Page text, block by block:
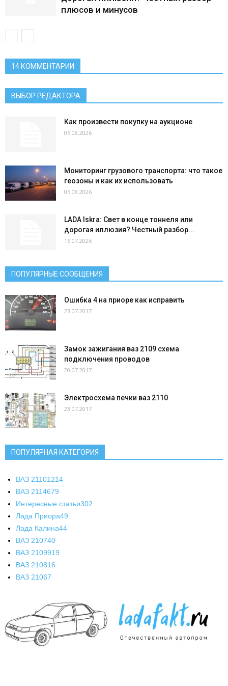
плюсов и минусов
14 КОММЕНТАРИИ
ВЫБОР РЕДАКТОРА
Как произвести покупку на аукционе
05.08.2026
Мониторинг грузового транспорта: что такое
геозоны и как их использовать
05.08.2026
LADA Iskra: Свет в конце тоннеля или
дорогая иллюзия? Честный разбор...
16.07.2026
ПОПУЛЯРНЫЕ СООБЩЕНИЯ
Ошибка 4 на приоре как исправить
23.07.2017
Замок зажигания ваз 2109 схема
подключения проводов
20.07.2017
Электросхема печки ваз 2110
23.07.2017
ПОПУЛЯРНАЯ КАТЕГОРИЯ
ВАЗ 21101214
ВАЗ 2114679
Интересные статьи302
Лада Приора49
Лада Калина44
ВАЗ 210740
ВАЗ 2109919
ВАЗ 210816
ВАЗ 21067